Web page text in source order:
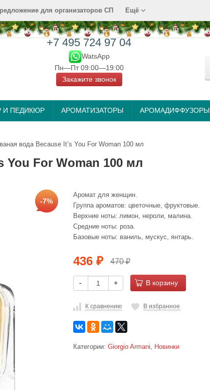
для организаторов СП Ещё
+7 495 724 97 04
WatsApp
Пн—Пт 09:00—19:00
Закажите звонок
И ПЕДИКЮР АРОМАТИЗАТОРЫ АРОМАДИФФУЗОРЫ
вода Because It’s You For Woman 100 мл
For Woman 100 мл
-7%
Аромат для женщин.
Группа ароматов: цветочные, фруктовые.
Верхние ноты: лимон, нероли, малина.
Средние ноты: роза.
Базовые ноты: ваниль, мускус, янтарь.
436 ₽ 470₽
- + В корзину
К сравнению В избранное
Категории: Giorgio Armani, Новинки